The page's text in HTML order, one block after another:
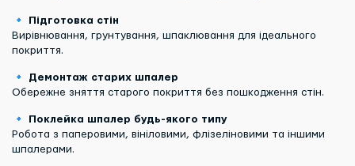
🔹
Підготовка стін
Вирівнювання, грунтування, шпаклювання для ідеального
покриття.
🔹 Демонтаж старих шпалер
Обережне зняття старого покриття без пошкодження стін.
🔹
Поклейка шпалер будь-якого типу
Робота з паперовими, вініловими, флізеліновими та іншими
шпалерами.